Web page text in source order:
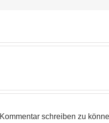
schreiben zu